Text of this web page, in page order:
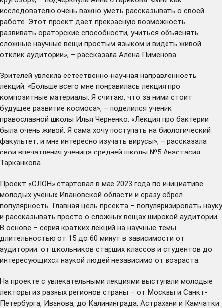
исследователю очень важно уметь рассказывать о своей
работе. Этот проект дает прекрасную возможность
развивать ораторские способности, учиться объяснять
сложные научные вещи простым языком и видеть живой
отклик аудитории», – рассказала Алена Пименова.
Зрителей увлекла естественно-научная направленность
лекций. «Больше всего мне понравилась лекция про
композитные материалы. Я считаю, что за ними стоит
будущее развитие космоса», – поделился ученик
православной школы Илья Черненко. «Лекция про бактерии
была очень живой. Я сама хочу поступать на биологический
факультет, и мне интересно изучать вирусы», – рассказала
свои впечатления ученица средней школы №5 Анастасия
Тарканкова.
Проект «СЛОН» стартовал в мае 2023 года по инициативе
молодых учёных Ивановской области и сразу обрел
популярность. Главная цель проекта – популяризировать науку
и рассказывать просто о сложных вещах широкой аудитории.
В основе – серия кратких лекций на научные темы
длительностью от 15 до 60 минут в зависимости от
аудитории: от школьников старших классов и студентов до
интересующихся наукой людей независимо от возраста.
На проекте с увлекательными лекциями выступали молодые
лекторы из разных регионов страны – от Москвы и Санкт-
Петербурга, Иванова, до Калининграда, Астрахани и Камчатки